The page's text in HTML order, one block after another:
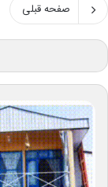
صفحه قبلی